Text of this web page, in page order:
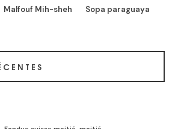
Malfouf Mih-sheh Sopa paraguaya